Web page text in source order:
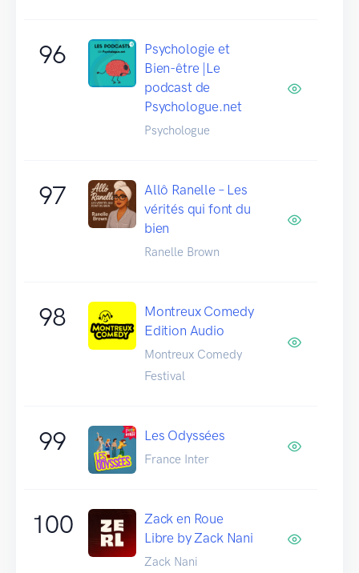
96
Psychologie et
Bien-être |Le
podcast de
Psychologue.net
Psychologue
97
Allô Ranelle – Les
vérités qui font du
bien
Ranelle Brown
98
Montreux Comedy
Edition Audio
Montreux Comedy
Festival
99 Les Odyssées
France Inter
100
Zack en Roue
Libre by Zack Nani
Zack Nani